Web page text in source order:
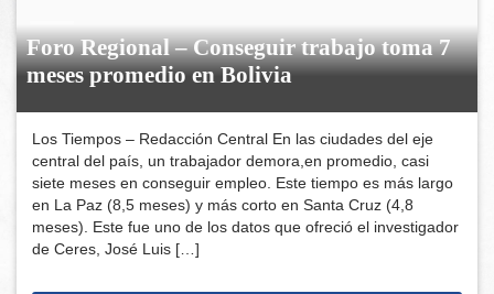
Foro Regional – Conseguir trabajo toma 7
meses promedio en Bolivia
Los Tiempos – Redacción Central En las ciudades del eje
central del país, un trabajador demora,en promedio, casi
siete meses en conseguir empleo. Este tiempo es más largo
en La Paz (8,5 meses) y más corto en Santa Cruz (4,8
meses). Este fue uno de los datos que ofreció el investigador
de Ceres, José Luis […]